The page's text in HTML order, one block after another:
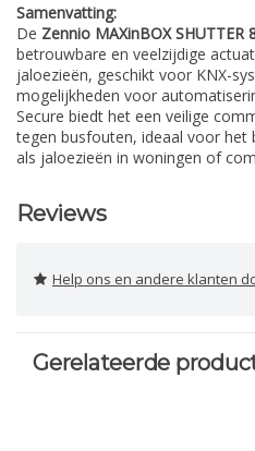
Samenvatting:
De Zennio MAXinBOX SHUTTER
betrouwbare en veelzijdige
jaloezieën, geschikt voor KNX-
mogelijkheden voor
Secure biedt het een veilige
tegen busfouten, ideaal voor het
als jaloezieën in woningen of
Reviews
Help ons en andere klanten
Gerelateerde